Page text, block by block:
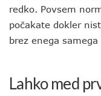
redko. Povsem
počakate dokler
brez enega samega
Lahko med